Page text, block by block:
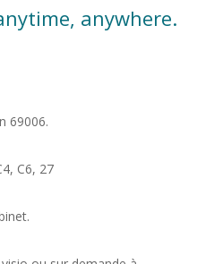
anywhere.
69006.
C6, 27